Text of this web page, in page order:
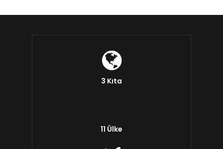
3 Kıta
11 Ülke